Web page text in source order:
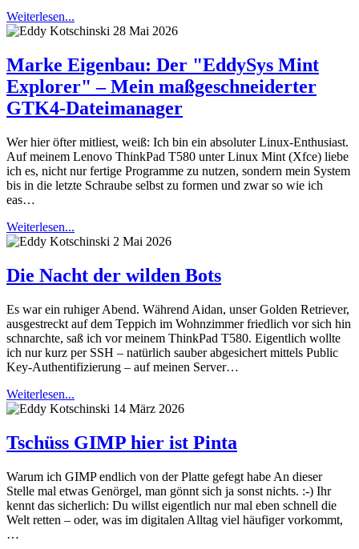
Weiterlesen...
28 Mai 2026
Marke Eigenbau: Der "EddySys Mint
Explorer" – Mein maßgeschneiderter
GTK4-Dateimanager
Wer hier öfter mitliest, weiß: Ich bin ein absoluter Linux-Enthusiast.
Auf meinem Lenovo ThinkPad T580 unter Linux Mint (Xfce) liebe
ich es, nicht nur fertige Programme zu nutzen, sondern mein System
bis in die letzte Schraube selbst zu formen und zwar so wie ich
eas…
Weiterlesen...
2 Mai 2026
Die Nacht der wilden Bots
Es war ein ruhiger Abend. Während Aidan, unser Golden Retriever,
ausgestreckt auf dem Teppich im Wohnzimmer friedlich vor sich hin
schnarchte, saß ich vor meinem ThinkPad T580. Eigentlich wollte
ich nur kurz per SSH – natürlich sauber abgesichert mittels Public
Key-Authentifizierung – auf meinen Server…
Weiterlesen...
14 März 2026
Tschüss GIMP hier ist Pinta
Warum ich GIMP endlich von der Platte gefegt habe An dieser
Stelle mal etwas Genörgel, man gönnt sich ja sonst nichts. :-) Ihr
kennt das sicherlich: Du willst eigentlich nur mal eben schnell die
Welt retten – oder, was im digitalen Alltag viel häufiger vorkommt,
…